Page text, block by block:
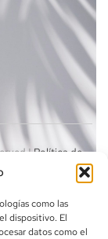
como las
dispositivo. El
datos como el
|Política de
| Aviso legal